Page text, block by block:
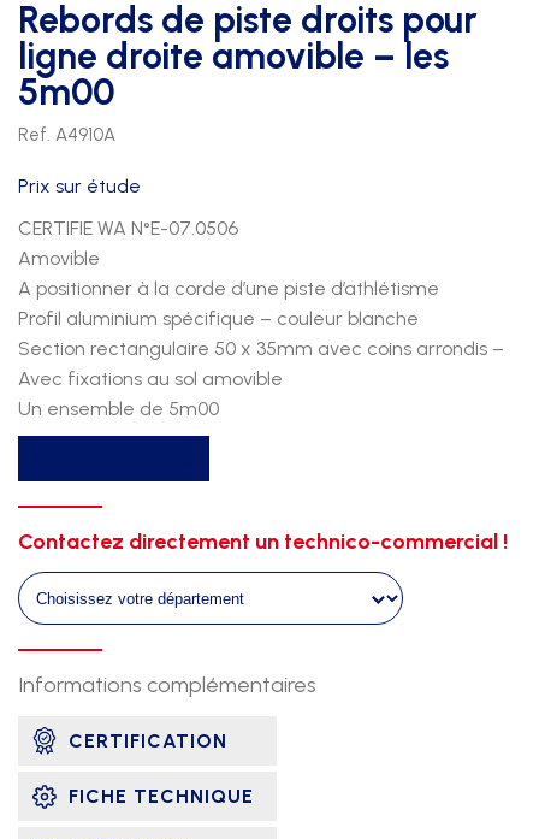
Rebords de piste droits pour
ligne droite amovible – les
5m00
Ref. A4910A
Prix sur étude
CERTIFIE WA N°E-07.0506
Amovible
A positionner à la corde d’une piste d’athlétisme
Profil aluminium spécifique – couleur blanche
Section rectangulaire 50 x 35mm avec coins arrondis –
Avec fixations au sol amovible
Un ensemble de 5m00
de
Rebords
de
piste
droits
pour
droite
5m00
Contactez directement un technico-commercial !
Informations complémentaires
CERTIFICATION
FICHE TECHNIQUE